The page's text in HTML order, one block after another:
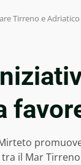
Tirreno e
il Mar